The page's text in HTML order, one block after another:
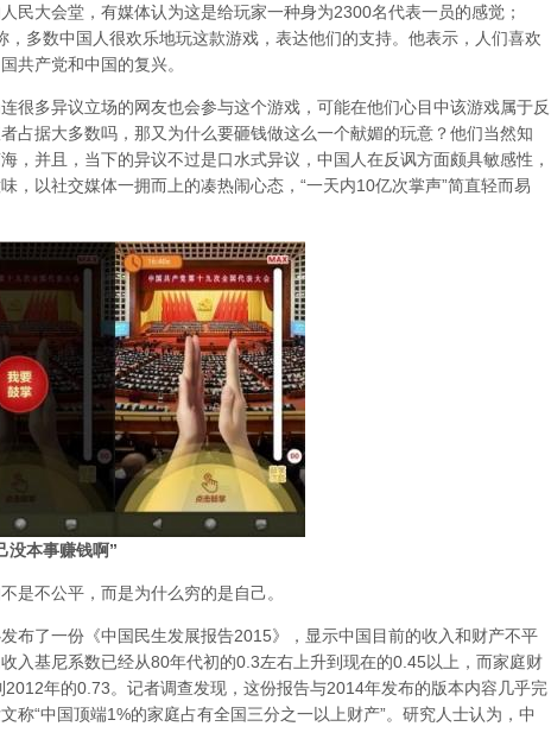
民大会堂，有媒体认为这是给玩家一种身为2300名代表一员的感觉；
多数中国人很欢乐地玩这款游戏，表达他们的支持。他表示，人们喜欢
共产党和中国的复兴。
很多异议立场的网友也会参与这个游戏，可能在他们心目中该游戏属于反
占据大多数吗，那又为什么要砸钱做这么一个献媚的玩意？他们当然知
，并且，当下的异议不过是口水式异议，中国人在反讽方面颇具敏感性，
，以社交媒体一拥而上的凑热闹心态，“一天内10亿次掌声”简直轻而易
没本事赚钱啊”
是不公平，而是为什么穷的是自己。
布了一份《中国民生发展报告2015》，显示中国目前的收入和财产不平
入基尼系数已经从80年代初的0.3左右上升到现在的0.45以上，而家庭财
年的0.73。记者调查发现，这份报告与2014年发布的版本内容几乎完
称“中国顶端1%的家庭占有全国三分之一以上财产”。研究人士认为，中